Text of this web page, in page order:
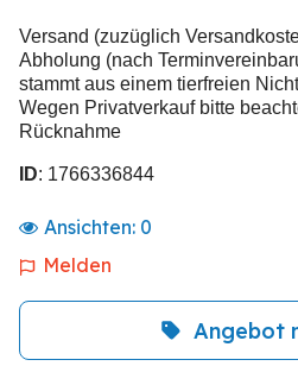
Versand (zuzüglich
Abholung (nach
stammt aus einem tierfreien
Wegen Privatverkauf bitte
Rücknahme
ID: 1766336844
Ansichten: 0
Melden
Angebot